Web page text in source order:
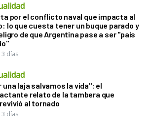
por el conflicto naval que impacta al
lo que cuesta tener un buque parado y
de que Argentina pase a ser "país
3 días
una laja salvamos la vida": el
relato de la tambera que
al tornado
3 días